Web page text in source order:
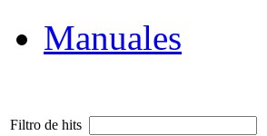
Manuales
Filtro de hits